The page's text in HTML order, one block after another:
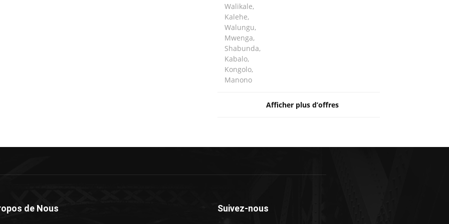
Walikale,
Kalehe,
Walungu,
Mwenga,
Shabunda,
Kabalo,
Kongolo,
Manono
Afficher plus d’offres
de Nous Suivez-nous